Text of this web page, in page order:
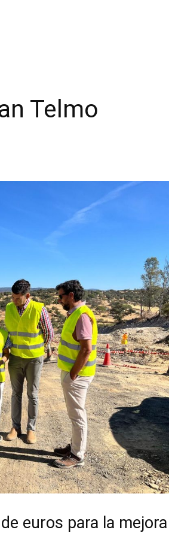
Telmo
euros para la mejora